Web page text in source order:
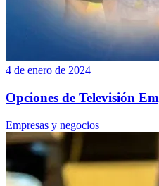
4 de enero de 2024
Opciones de Televisión
Empresas y negocios